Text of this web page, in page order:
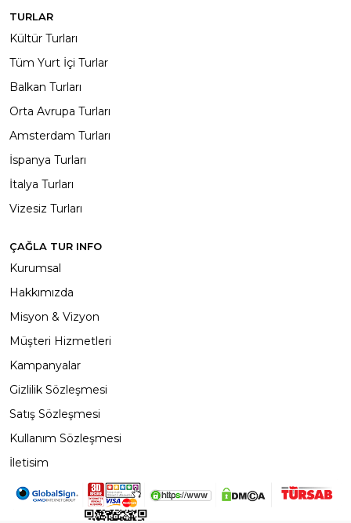
TURLAR
Kültür Turları
Tüm Yurt İçi Turlar
Balkan Turları
Orta Avrupa Turları
Amsterdam Turları
İspanya Turları
İtalya Turları
Vizesiz Turları
ÇAĞLA TUR INFO
Kurumsal
Hakkımızda
Misyon & Vizyon
Müşteri Hizmetleri
Kampanyalar
Gizlilik Sözleşmesi
Satış Sözleşmesi
Kullanım Sözleşmesi
İletisim